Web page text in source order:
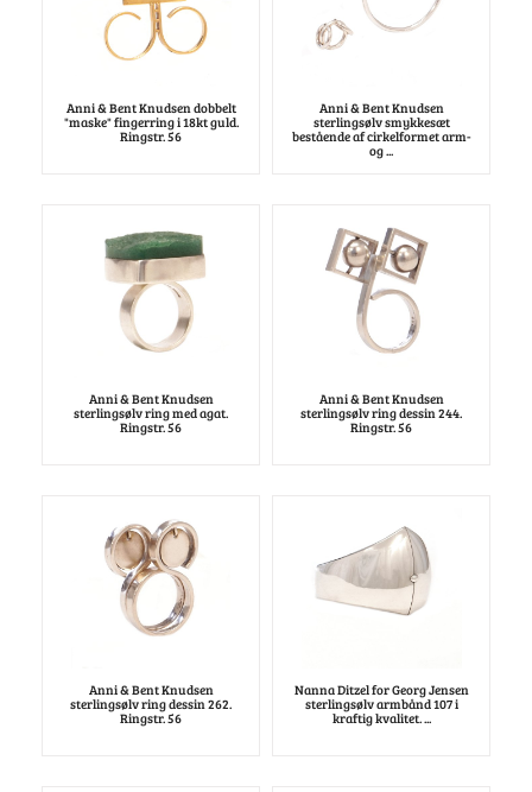
Anni & Bent Knudsen dobbelt
"maske" fingerring i 18kt guld.
Ringstr. 56
Anni & Bent Knudsen
sterlingsølv smykkesæt
bestående af cirkelformet arm-
og ...
Anni & Bent Knudsen
sterlingsølv ring med agat.
Ringstr. 56
Anni & Bent Knudsen
sterlingsølv ring dessin 244.
Ringstr. 56
Anni & Bent Knudsen
sterlingsølv ring dessin 262.
Ringstr. 56
Nanna Ditzel for Georg Jensen
sterlingsølv armbånd 107 i
kraftig kvalitet. ...